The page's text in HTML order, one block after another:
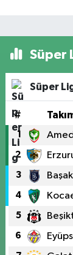
Süper
Süper
#
1 Amed
2
3
4
5
6